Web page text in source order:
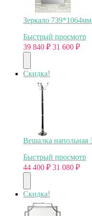
Зеркало
Быстрый просмотр
39 840 ₽ 31 600 ₽
Скидка!
Вешалка напольная
Быстрый просмотр
44 400 ₽ 31 080 ₽
Скидка!